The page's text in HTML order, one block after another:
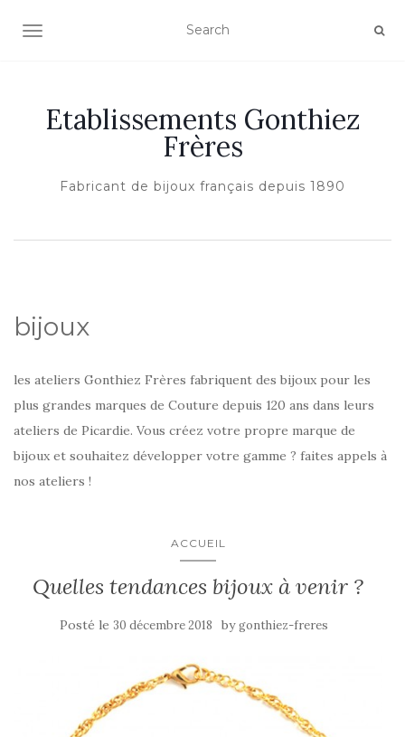
AFFICHER/MASQUER LA NAVIGATION
Etablissements Gonthiez
Frères
Fabricant de bijoux français depuis 1890
bijoux
les ateliers Gonthiez Frères fabriquent des bijoux pour les
plus grandes marques de Couture depuis 120 ans dans leurs
ateliers de Picardie. Vous créez votre propre marque de
bijoux et souhaitez développer votre gamme ? faites appels à
nos ateliers !
ACCUEIL
Quelles tendances bijoux à venir ?
Posté le 30 décembre 2018 bygonthiez-freres